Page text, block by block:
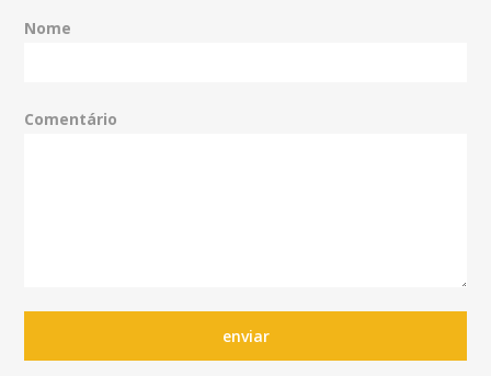
Nome
Comentário
enviar